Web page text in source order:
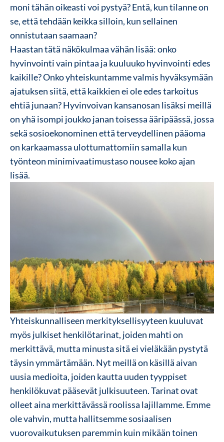
moni tähän oikeasti voi pystyä? Entä, kun tilanne on
se, että tehdään keikka silloin, kun sellainen
onnistutaan saamaan?
Haastan tätä näkökulmaa vähän lisää: onko
hyvinvointi vain pintaa ja kuuluuko hyvinvointi edes
kaikille? Onko yhteiskuntamme valmis hyväksymään
ajatuksen siitä, että kaikkien ei ole edes tarkoitus
ehtiä junaan? Hyvinvoivan kansanosan lisäksi meillä
on yhä isompi joukko janan toisessa ääripäässä, jossa
sekä sosioekonominen että terveydellinen pääoma
on karkaamassa ulottumattomiin samalla kun
työnteon minimivaatimustaso nousee koko ajan
lisää.
Yhteiskunnalliseen merkityksellisyyteen kuuluvat
myös julkiset henkilötarinat, joiden mahti on
merkittävä, mutta minusta sitä ei vieläkään pystytä
täysin ymmärtämään. Nyt meillä on käsillä aivan
uusia medioita, joiden kautta uuden tyyppiset
henkilökuvat pääsevät julkisuuteen. Tarinat ovat
olleet aina merkittävässä roolissa lajillamme. Emme
ole vahvin, mutta hallitsemme sosiaalisen
vuorovaikutuksen paremmin kuin mikään toinen